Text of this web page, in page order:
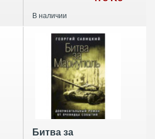
имени «Эдвин
В наличии
Битва за